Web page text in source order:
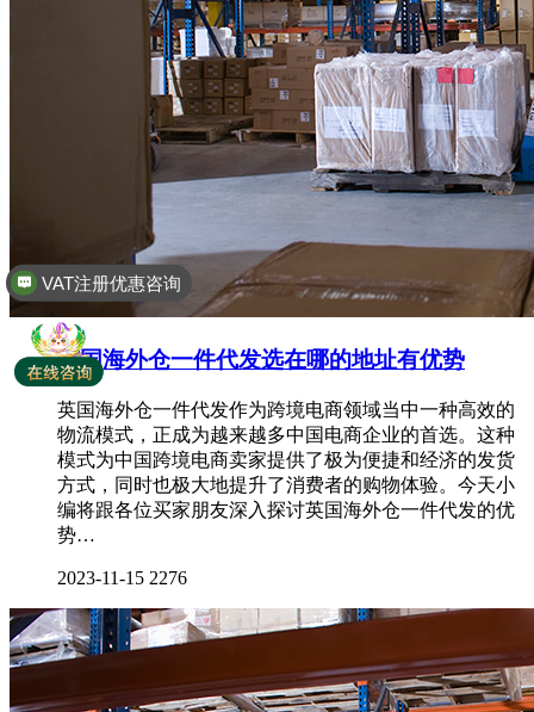
英国海外仓一件代发选在哪的地址有优势
英国海外仓一件代发作为跨境电商领域当中一种高效的
物流模式，正成为越来越多中国电商企业的首选。这种
模式为中国跨境电商卖家提供了极为便捷和经济的发货
方式，同时也极大地提升了消费者的购物体验。今天小
编将跟各位买家朋友深入探讨英国海外仓一件代发的优
势…
2023-11-15 2276
全球商标专利注册